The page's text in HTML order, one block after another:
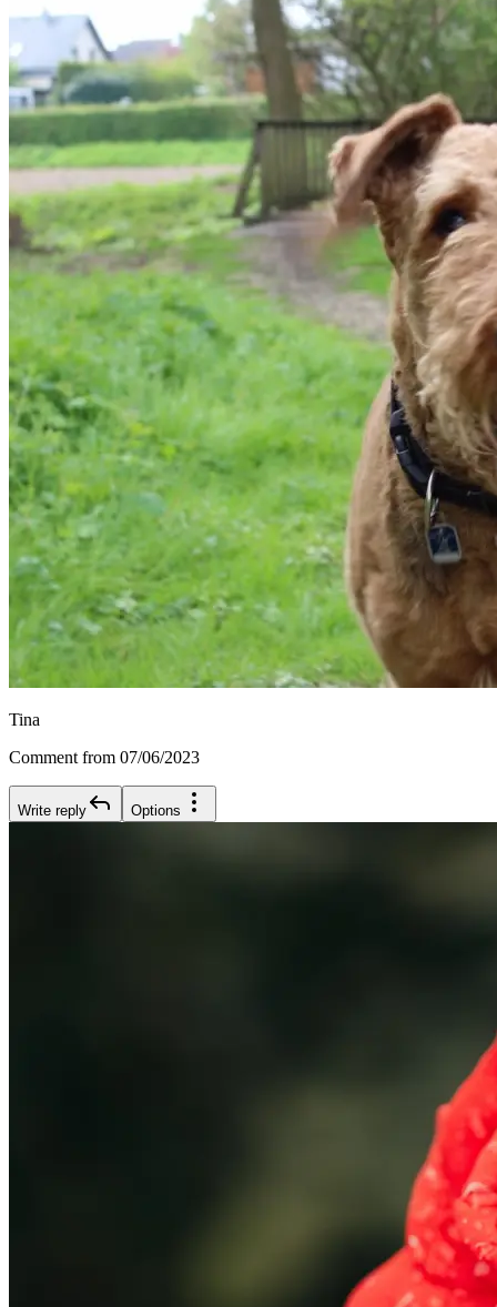
Tina
Comment from 07/06/2023
Write reply Options